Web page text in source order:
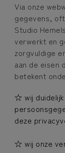
Via onze
gegevens,
Studio
verwerkt en
zorgvuldige
aan de eisen
betekent
☆ wij
deze
☆ wij onze